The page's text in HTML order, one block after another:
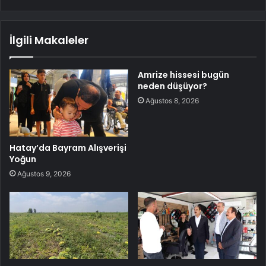
İlgili Makaleler
Hatay’da Bayram Alışverişi
Yoğun
Ağustos 9, 2026
Amrize hissesi bugün
neden düşüyor?
Ağustos 8, 2026